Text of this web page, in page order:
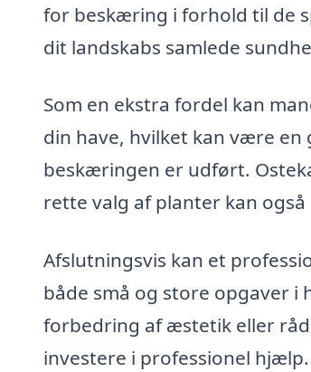
for beskæring i forhold til de
dit landskabs samlede
Som en ekstra fordel kan
din have, hvilket kan være
beskæringen er udført.
rette valg af planter kan
Afslutningsvis kan et
både små og store opgaver i
forbedring af æstetik eller
investere i professionel